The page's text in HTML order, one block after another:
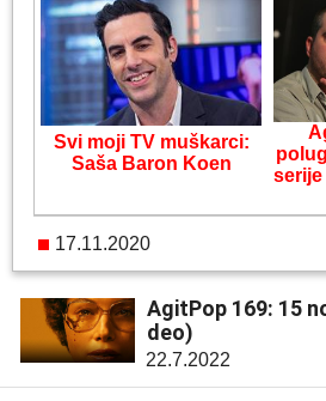
Svi moji TV muškarci:
Saša Baron Koen
serije
17.11.2020
AgitPop 169: 15
deo)
22.7.2022